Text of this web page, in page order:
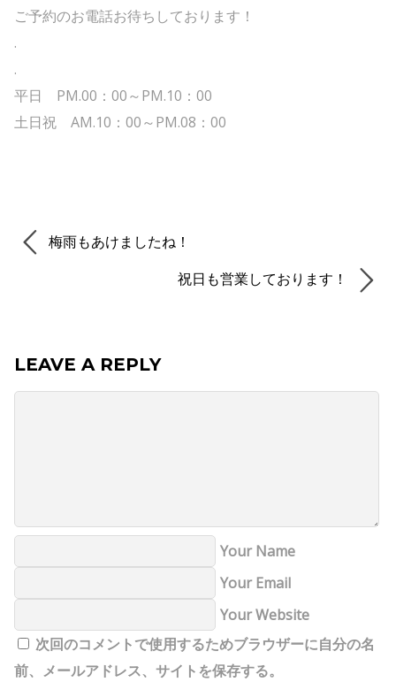
ご予約のお電話お待ちしております！
.
.
平日 PM.00：00～PM.10：00
土日祝 AM.10：00～PM.08：00
梅雨もあけましたね！
祝日も営業しております！
LEAVE A REPLY
Your Name
Your Email
Your Website
次回のコメントで使用するためブラウザーに自分の名
前、メールアドレス、サイトを保存する。